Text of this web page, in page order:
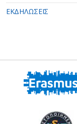
ΕΚΔΗΛΩΣΕΙΣ